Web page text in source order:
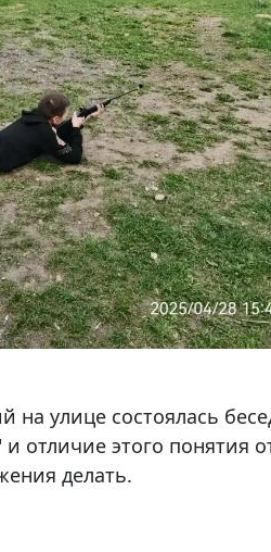
на улице состоялась
и отличие этого
делать.